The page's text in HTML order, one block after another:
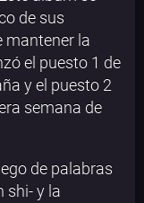
de sus
mantener la
el puesto 1 de
y el puesto 2
semana de
de palabras
shi- y la